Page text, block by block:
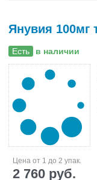
Янувия 100мг
Есть в наличии
Цена от 1 до 2 упак.
2 760 руб.